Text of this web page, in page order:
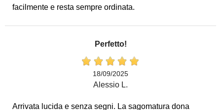
facilmente e resta sempre ordinata.
Perfetto!
18/09/2025
Alessio L.
Arrivata lucida e senza segni. La sagomatura dona